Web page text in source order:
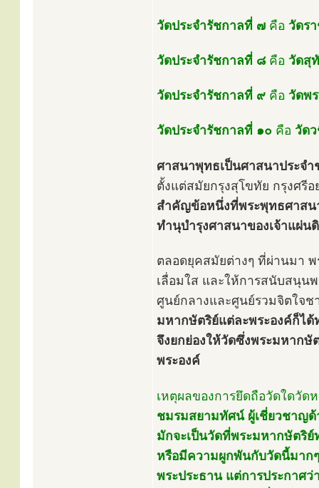
วัดประจำรัชกาลที่ ๗ คือ วัดร
วัดประจำรัชกาลที่ ๘ คือ วัดสุ
วัดประจำรัชกาลที่ ๙ คือ วัดพ
วัดประจำรัชกาลที่ ๑๐ คือ วัด
ศาสนาพุทธเป็นศาสนาประจำ
ตั้งแต่สมัยกรุงสุโขทัย กรุงศรี
สำคัญข้อหนึ่งที่พระพุทธศาสน
ทำนุบำรุงศาสนาของเจ้าแผ่น
ตลอดยุคสมัยต่างๆ ที่ผ่านมา
เลื่อมใส และให้การสนับสนุน
ศูนย์กลางและศูนย์รวมจิตใจ
มหากษัตริย์แต่ละพระองค์ก็ไ
จึงยกย่องให้วัดซึ่งพระมหากษั
พระองค์
เหตุผลของการยึดถือวัดใดวั
ชมรมสยามทัศน์ ผู้เชี่ยวชาญด้
มักจะเป็นวัดที่พระมหากษัตริ
หรือมีความผูกพันกับวัดนี้มาก
พระประธาน แต่การประกาศ